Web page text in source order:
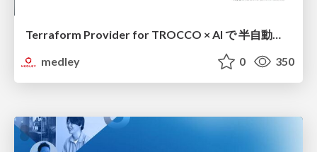
Terraform Provider for TROCCO × AI で 半自動化する複数プロダクトの連携運用 / Semi-Automating Multi-Product Data Integration Ops with the Terraform Provider for TROCCO × AI
medley
0 350